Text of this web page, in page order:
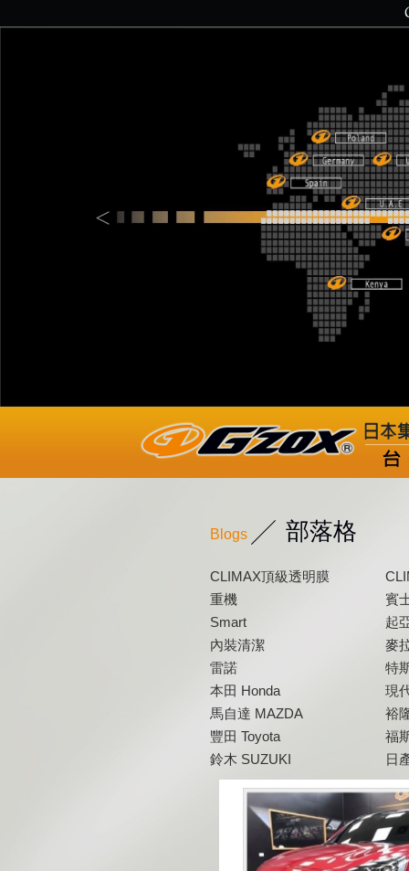
Blogs 部落格
CLIMAX頂級透明膜
重機
賓
Smart
起
內裝清潔
麥
雷諾
特
本田 Honda
現
馬自達 MAZDA
裕
豐田 Toyota
福
鈴木 SUZUKI
日